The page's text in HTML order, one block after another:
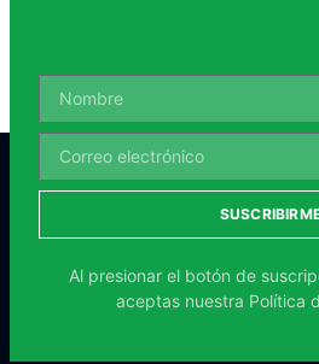
Al presionar el botón de
aceptas nuestra Política